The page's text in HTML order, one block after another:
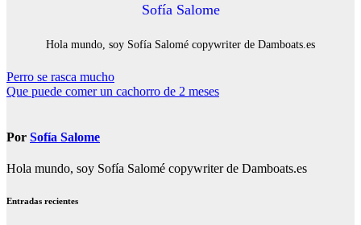
Sofía Salome
Hola mundo, soy Sofía Salomé copywriter de Damboats.es
Navegación
de
Perro se rasca mucho
Que puede comer un cachorro de 2 meses
Por Sofía Salome
Hola mundo, soy Sofía Salomé copywriter de Damboats.es
Entradas recientes